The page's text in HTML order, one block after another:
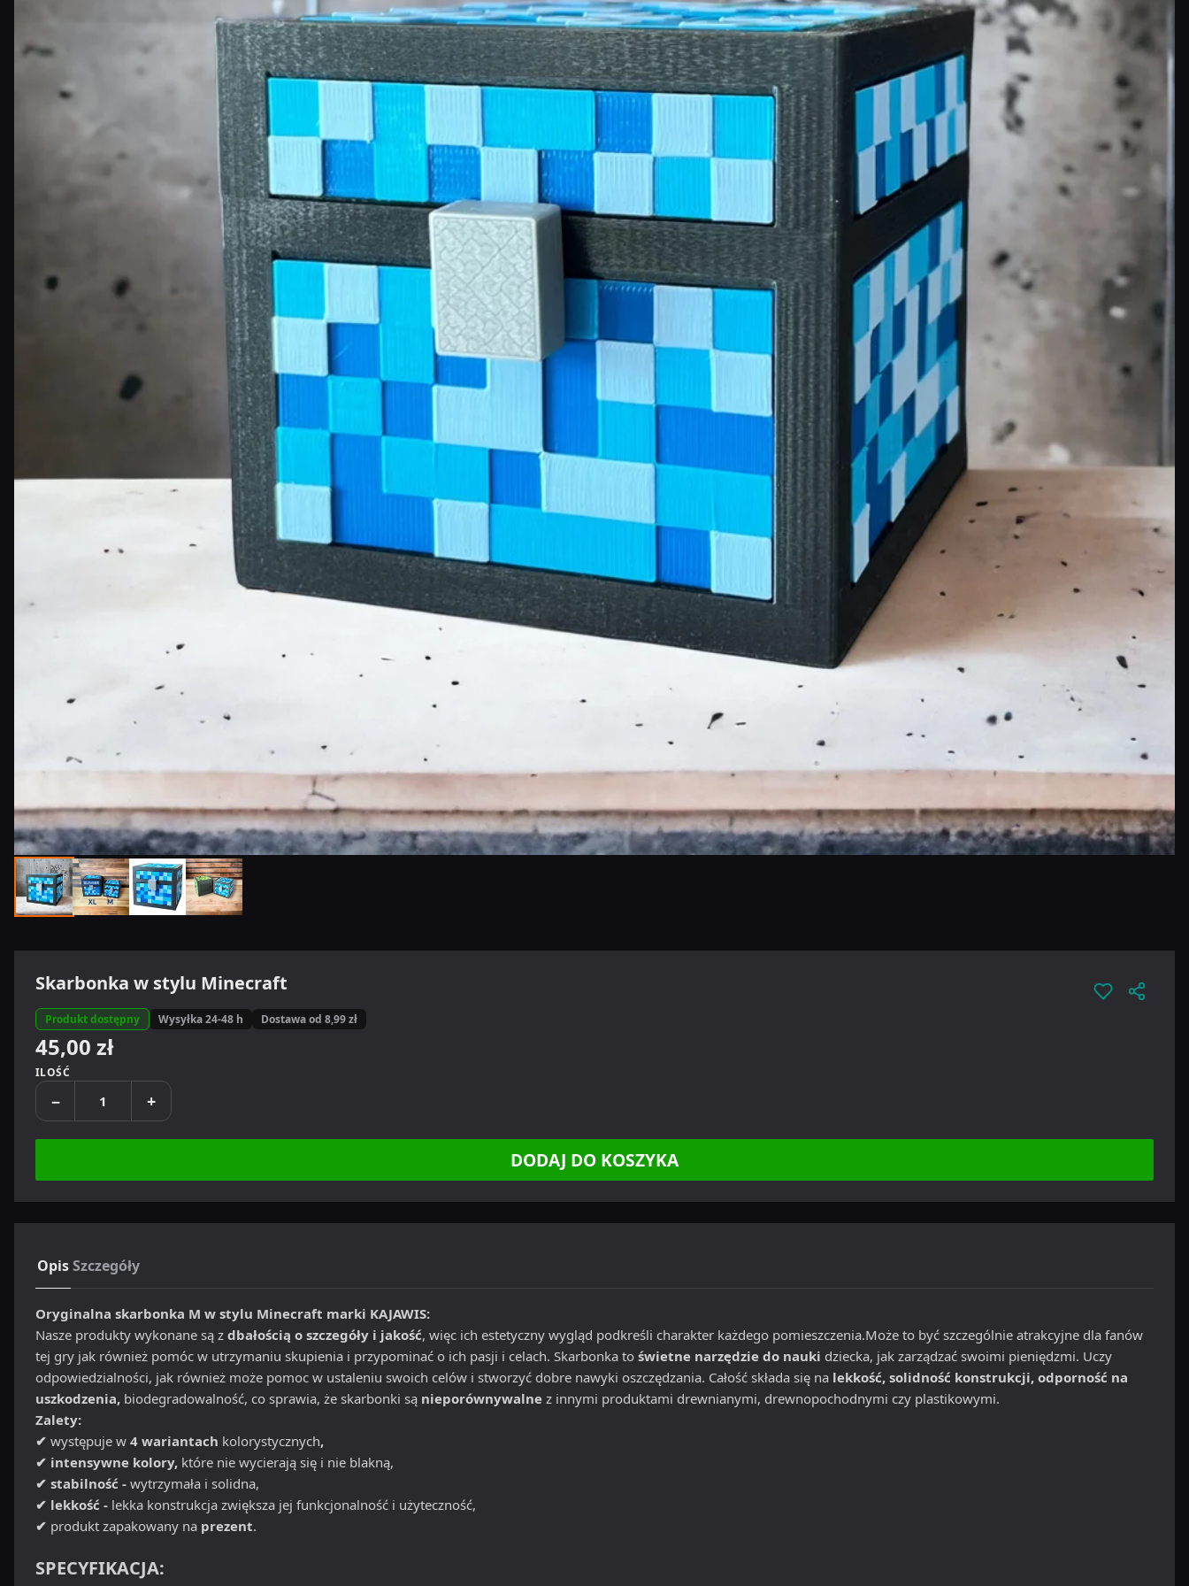
Skarbonka w stylu Minecraft
Produkt dostępny Wysyłka 24-48 h Dostawa od 8,99 zł
45,00 zł
ILOŚĆ
− +
DODAJ DO KOSZYKA
OpisSzczegóły
Oryginalna skarbonka M w stylu Minecraft marki KAJAWIS:
Nasze produkty wykonane są z dbałością o szczegóły i jakość, więc ich estetyczny wygląd podkreśli charakter każdego pomieszczenia.Może to być szczególnie atrakcyjne dla fanów
tej gry jak również pomóc w utrzymaniu skupienia i przypominać o ich pasji i celach. Skarbonka to świetne narzędzie do nauki dziecka, jak zarządzać swoimi pieniędzmi. Uczy
odpowiedzialności, jak również może pomoc w ustaleniu swoich celów i stworzyć dobre nawyki oszczędzania. Całość składa się na lekkość, solidność konstrukcji, odporność na
uszkodzenia, biodegradowalność, co sprawia, że skarbonki są nieporównywalne z innymi produktami drewnianymi, drewnopochodnymi czy plastikowymi.
Zalety:
✔ występuje w 4 wariantach kolorystycznych,
✔ intensywne kolory, które nie wycierają się i nie blakną,
✔ stabilność - wytrzymała i solidna,
✔ lekkość - lekka konstrukcja zwiększa jej funkcjonalność i użyteczność,
✔ produkt zapakowany na prezent.
SPECYFIKACJA: